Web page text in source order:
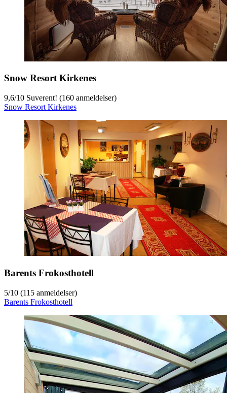
Snow Resort Kirkenes
9,6/10 Suverent! (160 anmeldelser)
Snow Resort Kirkenes
Barents Frokosthotell
5/10 (115 anmeldelser)
Barents Frokosthotell